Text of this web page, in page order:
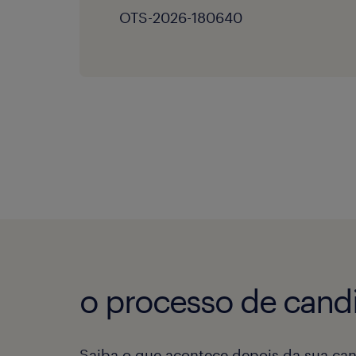
OTS-2026-180640
o processo de